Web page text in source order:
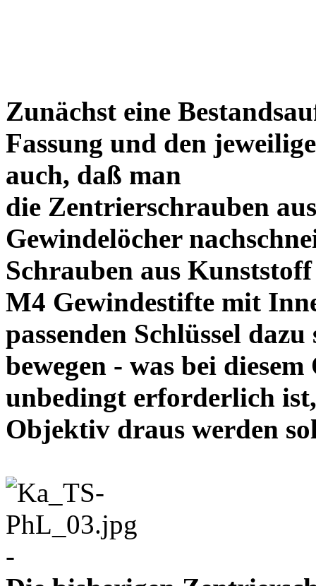
Zunächst eine
Fassung und den
auch, daß man
die Zentrierschrauben
Gewindelöcher
Schrauben aus
M4 Gewindestifte mit
passenden Schlüssel
bewegen - was bei
unbedingt erforderlich
Objektiv draus
-